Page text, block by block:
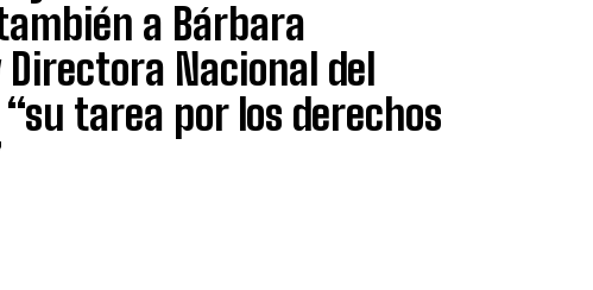
a Bárbara
Directora Nacional del
tarea por los derechos